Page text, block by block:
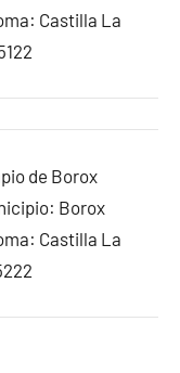
Castilla La
de Borox
Borox
Castilla La